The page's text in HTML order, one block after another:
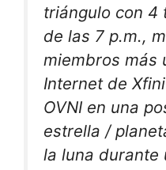
triángulo con 4
de las 7 p.m.,
miembros más
Internet de
OVNI en una
estrella /
la luna durante